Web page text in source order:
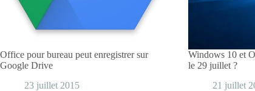
Office pour bureau peut enregistrer sur
Google Drive
23 juillet 2015
Windows 10 et
le 29 juillet ?
21 juillet